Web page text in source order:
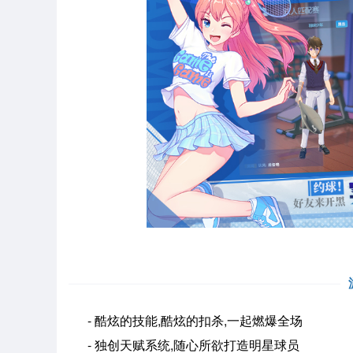
- 酷炫的技能,酷炫的扣杀,一起燃爆全场
- 独创天赋系统,随心所欲打造明星球员